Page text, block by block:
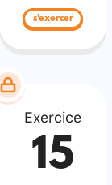
s'exercer
Exercice
15